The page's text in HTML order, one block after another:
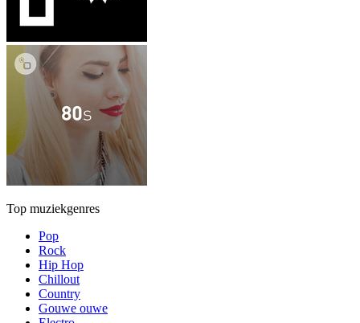
Top muziekgenres
Pop
Rock
Hip Hop
Chillout
Country
Gouwe ouwe